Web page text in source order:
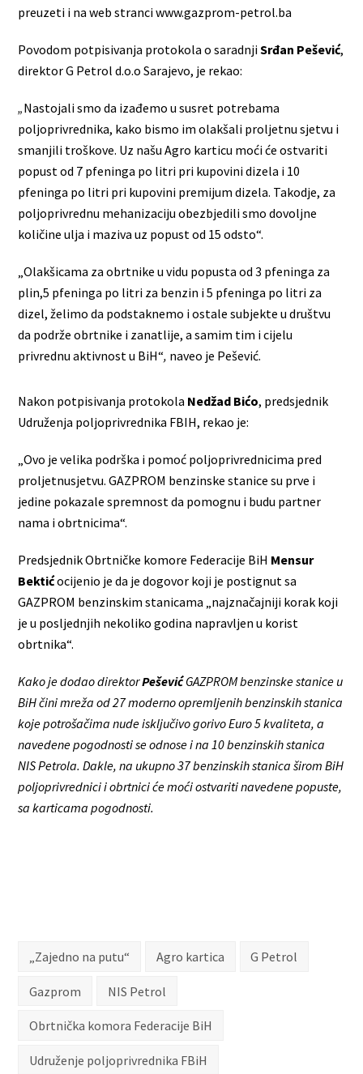
preuzeti i na web stranci www.gazprom-petrol.ba
Povodom potpisivanja protokola o saradnjiSrđan Pešević,
direktor G Petrol d.o.o Sarajevo, je rekao:
„Nastojali smo da izađemo u susret potrebama
poljoprivrednika, kako bismo im olakšali proljetnu sjetvu i
smanjili troškove. Uz našu Agro karticu moći će ostvariti
popust od 7 pfeninga po litri pri kupovini dizela i 10
pfeninga po litri pri kupovini premijum dizela. Takodje, za
poljoprivrednu mehanizaciju obezbjedili smo dovoljne
količine ulja i maziva uz popust od 15 odsto“.
„Olakšicama za obrtnike u vidu popusta od 3 pfeninga za
plin,5 pfeninga po litri za benzin i 5 pfeninga po litri za
dizel, želimo da podstaknemo i ostale subjekte u društvu
da podrže obrtnike i zanatlije, a samim tim i cijelu
privrednu aktivnost u BiH“, naveo je Pešević.
Nakon potpisivanja protokola Nedžad Bićo, predsjednik
Udruženja poljoprivrednika FBIH, rekao je:
„Ovo je velika podrška i pomoć poljoprivrednicima pred
proljetnusjetvu. GAZPROM benzinske stanice su prve i
jedine pokazale spremnost da pomognu i budu partner
nama i obrtnicima“.
Predsjednik Obrtničke komore Federacije BiH Mensur
Bektićocijenio je da je dogovor koji je postignut sa
GAZPROM benzinskim stanicama „najznačajniji korak koji
je u posljednjih nekoliko godina napravljen u korist
obrtnika“.
Kako je dodao direktorPeševićGAZPROM benzinske stanice u
BiH čini mreža od 27 moderno opremljenih benzinskih stanica
koje potrošačima nude isključivo gorivo Euro 5 kvaliteta, a
navedene pogodnosti se odnose i na 10 benzinskih stanica
NIS Petrola. Dakle, na ukupno 37 benzinskih stanica širom BiH
poljoprivrednici i obrtnici će moći ostvariti navedene popuste,
sa karticama pogodnosti.
„Zajedno na putu“ Agro kartica G Petrol
Gazprom NIS Petrol
Obrtnička komora Federacije BiH
Udruženje poljoprivrednika FBiH